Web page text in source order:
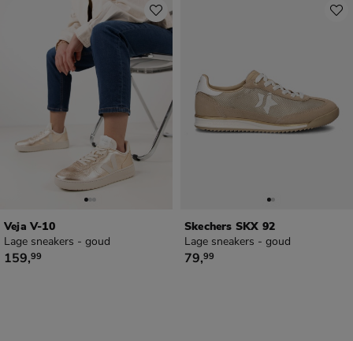
Veja V-10
Lage sneakers - goud
€ 159,99
159,99
Skechers SKX 92
Lage sneakers - goud
€ 79,99
79,99